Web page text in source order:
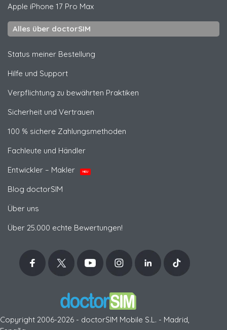
Apple iPhone 17 Pro Max
Alles über doctorSIM
Status meiner Bestellung
Hilfe und Support
Verpflichtung zu bewährten Praktiken
Sicherheit und Vertrauen
100 % sichere Zahlungsmethoden
Fachleute und Händler
Entwickler – Makler
NEU
Blog doctorSIM
Über uns
Über 25.000 echte Bewertungen!
Copyright 2006-2026 - doctorSIM Mobile S.L. - Madrid,